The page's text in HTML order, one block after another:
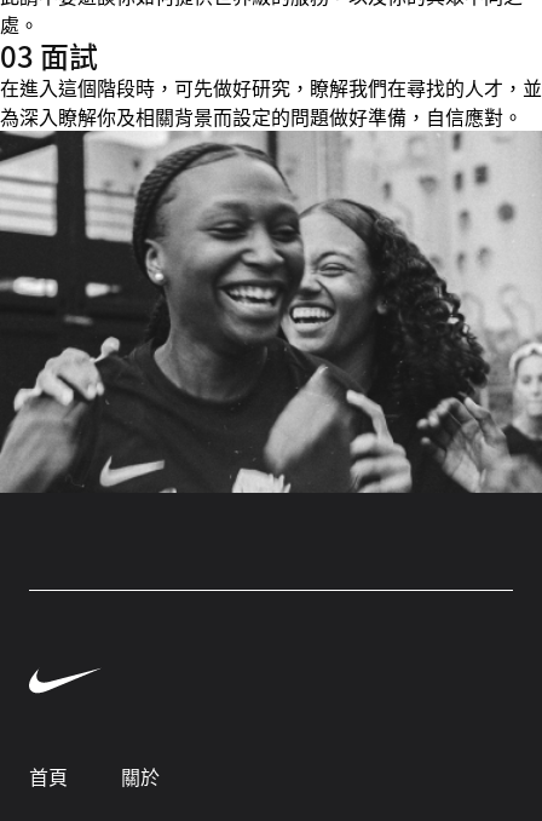
處。
03 面試
在進入這個階段時，可先做好研究，瞭解我們在尋找的人才，並
為深入瞭解你及相關背景而設定的問題做好準備，自信應對。
首頁
關於